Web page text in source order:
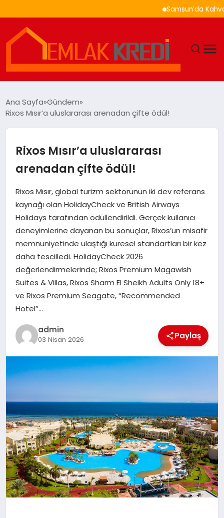
Samsun’da Kahvaltı
DÜNYA
EĞITIM
MAGAZIN
SAĞLIK
SIYASET
SPOR
TEKNOLOJI
YAŞAM
Ana Sayfa Gündem
Rixos Mısır’a uluslararası arenadan çifte ödül!
Rixos Mısır’a uluslararası
arenadan çifte ödül!
Rixos Mısır, global turizm sektörünün iki dev referans
kaynağı olan HolidayCheck ve British Airways
Holidays tarafından ödüllendirildi. Gerçek kullanıcı
deneyimlerine dayanan bu sonuçlar, Rixos’un misafir
memnuniyetinde ulaştığı küresel standartları bir kez
daha tescilledi. HolidayCheck 2026
değerlendirmelerinde; Rixos Premium Magawish
Suites & Villas, Rixos Sharm El Sheikh Adults Only 18+
ve Rixos Premium Seagate, “Recommended
Hotel”…
admin
03 Nisan 2026 Paylaş